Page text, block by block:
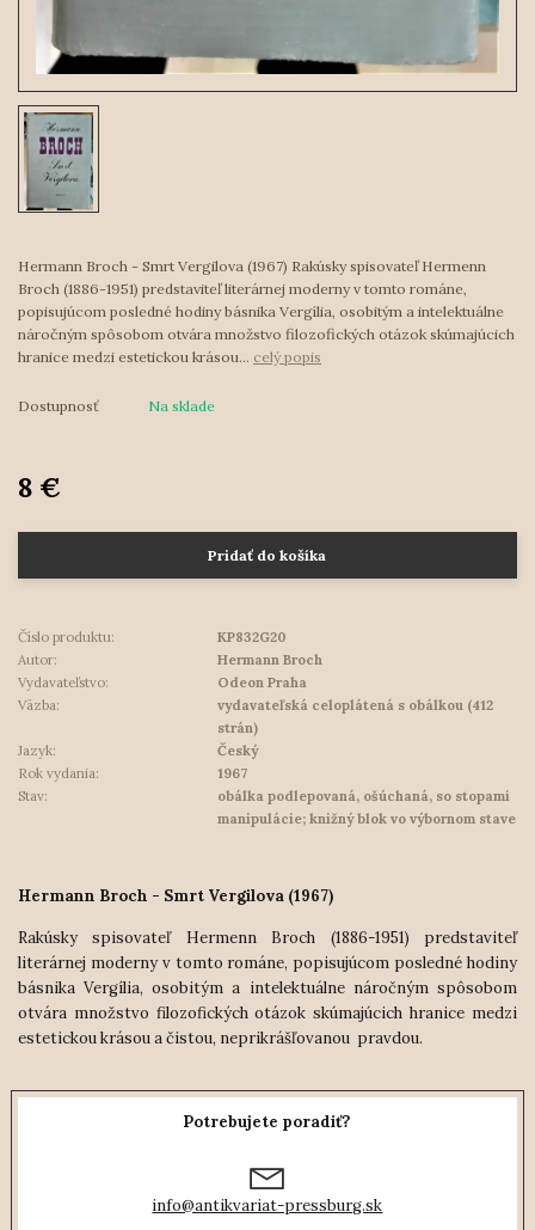
Hermann Broch - Smrt Vergilova (1967) Rakúsky spisovateľ Hermenn
Broch (1886-1951) predstaviteľ literárnej moderny v tomto románe,
popisujúcom posledné hodiny básnika Vergília, osobitým a intelektuálne
náročným spôsobom otvára množstvo filozofických otázok skúmajúcich
hranice medzi estetickou krásou... celý popis
Dostupnosť Na sklade
8 €
Pridať do košíka
Číslo produktu:
KP832G20
Autor:
Hermann Broch
Vydavateľstvo:
Odeon Praha
Väzba:
vydavateľská celoplátená s obálkou (412
strán)
Jazyk:
Český
Rok vydania:
1967
Stav:
obálka podlepovaná, ošúchaná, so stopami
manipulácie; knižný blok vo výbornom stave
Hermann Broch - Smrt Vergilova (1967)
Rakúsky spisovateľ Hermenn Broch (1886-1951) predstaviteľ
literárnej moderny v tomto románe, popisujúcom posledné hodiny
básnika Vergília, osobitým a intelektuálne náročným spôsobom
otvára množstvo filozofických otázok skúmajúcich hranice medzi
estetickou krásou a čistou, neprikrášľovanou pravdou.
Potrebujete poradiť?
info@antikvariat-pressburg.sk